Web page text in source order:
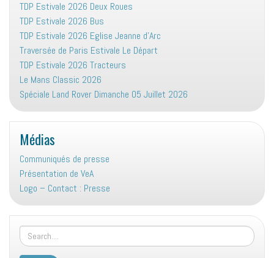
TDP Estivale 2026 Deux Roues
TDP Estivale 2026 Bus
TDP Estivale 2026 Eglise Jeanne d’Arc
Traversée de Paris Estivale Le Départ
TDP Estivale 2026 Tracteurs
Le Mans Classic 2026
Spéciale Land Rover Dimanche 05 Juillet 2026
Médias
Communiqués de presse
Présentation de VeA
Logo – Contact : Presse